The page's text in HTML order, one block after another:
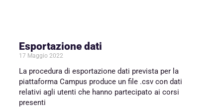
Esportazione dati
17 Maggio 2022
La procedura di esportazione dati prevista per la
piattaforma Campus produce un file .csv con dati
relativi agli utenti che hanno partecipato ai corsi
presenti